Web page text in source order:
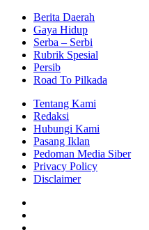
Berita Daerah
Gaya Hidup
Serba – Serbi
Rubrik Spesial
Persib
Road To Pilkada
Tentang Kami
Redaksi
Hubungi Kami
Pasang Iklan
Pedoman Media Siber
Privacy Policy
Disclaimer